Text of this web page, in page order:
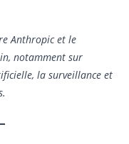
Anthropic et le
notamment sur
la surveillance et